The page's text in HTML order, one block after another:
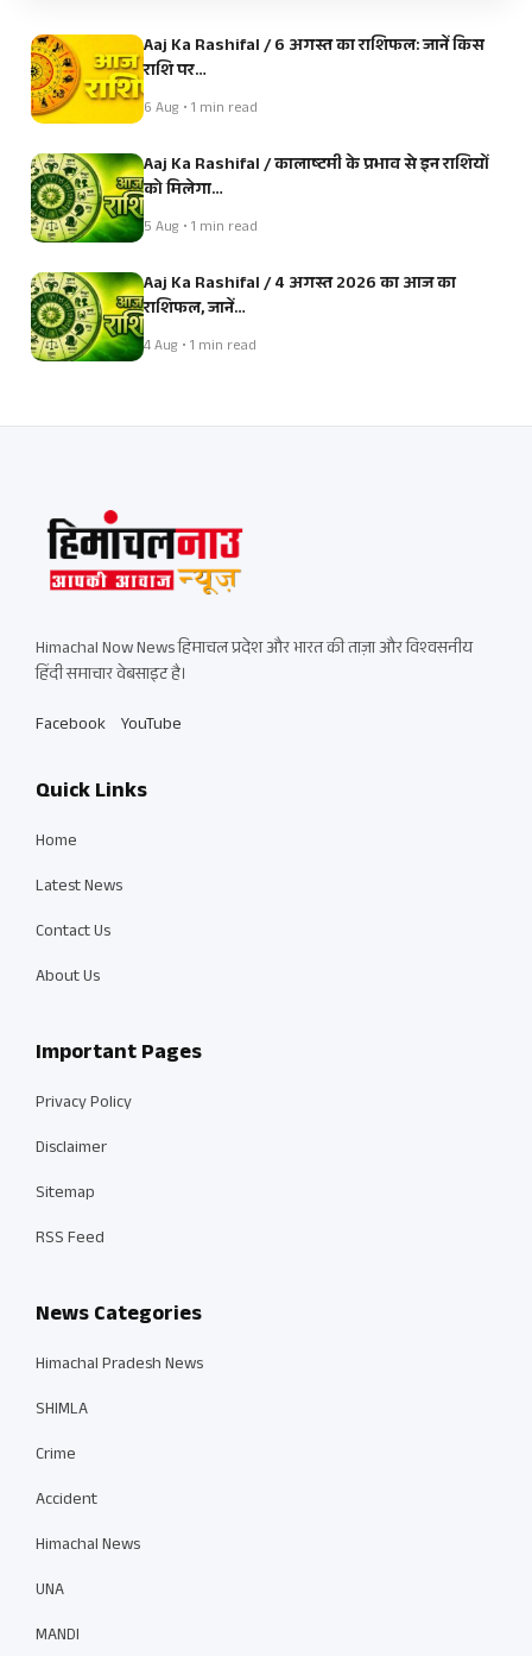
Aaj Ka Rashifal / 6 अगस्त का राशिफल: जानें किस
राशि पर…
6 Aug • 1 min read
Aaj Ka Rashifal / कालाष्टमी के प्रभाव से इन राशियों
को मिलेगा…
5 Aug • 1 min read
Aaj Ka Rashifal / 4 अगस्त 2026 का आज का
राशिफल, जानें…
4 Aug • 1 min read
Himachal Now News हिमाचल प्रदेश और भारत की ताज़ा और विश्वसनीय
हिंदी समाचार वेबसाइट है।
Facebook YouTube
Quick Links
Home
Latest News
Contact Us
About Us
Important Pages
Privacy Policy
Disclaimer
Sitemap
RSS Feed
News Categories
Himachal Pradesh News
SHIMLA
Crime
Accident
Himachal News
UNA
MANDI